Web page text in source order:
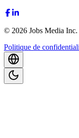
© 2026 Jobs Media Inc.
Politique de